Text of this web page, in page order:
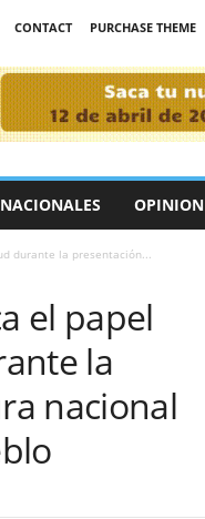
CONTACT
PURCHASE THEME
NACIONALES OPINION
durante la presentación...
el papel
la
nacional